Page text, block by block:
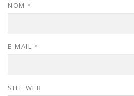
NOM *
E-MAIL *
SITE WEB